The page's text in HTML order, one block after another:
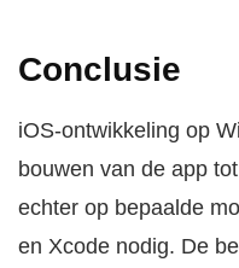
Conclusie
iOS-ontwikkeling op
bouwen van de app
echter op bepaalde
en Xcode nodig. De